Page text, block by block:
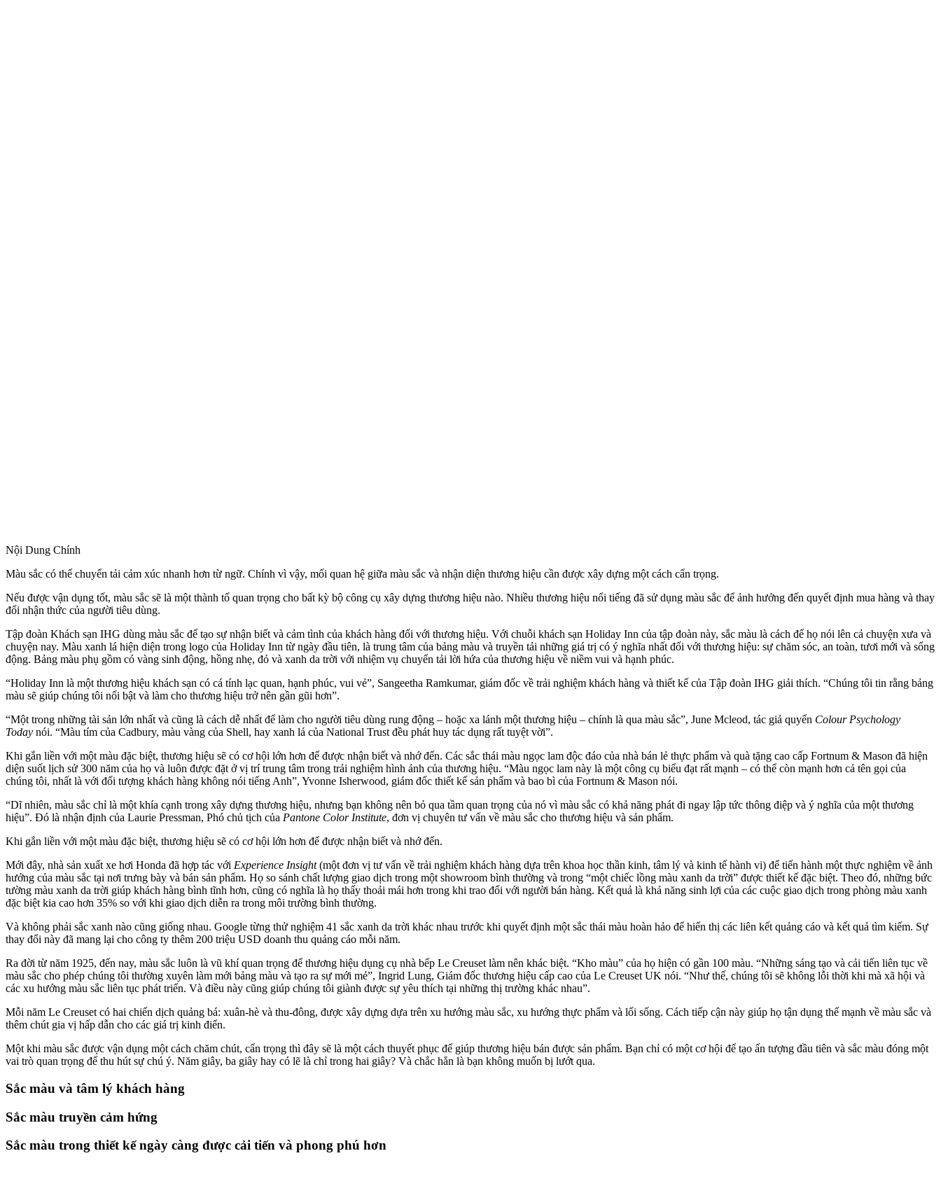
Nội Dung Chính
Màu sắc có thể chuyển tải cảm xúc nhanh hơn từ ngữ. Chính vì vậy, mối quan hệ giữa màu sắc và nhận diện thương hiệu cần được xây dựng một cách cẩn trọng.
Nếu được vận dụng tốt, màu sắc sẽ là một thành tố quan trọng cho bất kỳ bộ công cụ xây dựng thương hiệu nào. Nhiều thương hiệu nổi tiếng đã sử dụng màu sắc để ảnh hưởng đến quyết định mua hàng và thay
đổi nhận thức của người tiêu dùng.
Tập đoàn Khách sạn IHG dùng màu sắc để tạo sự nhận biết và cảm tình của khách hàng đối với thương hiệu. Với chuỗi khách sạn Holiday Inn của tập đoàn này, sắc màu là cách để họ nói lên cả chuyện xưa và
chuyện nay. Màu xanh lá hiện diện trong logo của Holiday Inn từ ngày đầu tiên, là trung tâm của bảng màu và truyền tải những giá trị có ý nghĩa nhất đối với thương hiệu: sự chăm sóc, an toàn, tươi mới và sống
động. Bảng màu phụ gồm có vàng sinh động, hồng nhẹ, đỏ và xanh da trời với nhiệm vụ chuyển tải lời hứa của thương hiệu về niềm vui và hạnh phúc.
“Holiday Inn là một thương hiệu khách sạn có cá tính lạc quan, hạnh phúc, vui vẻ”, Sangeetha Ramkumar, giám đốc về trải nghiệm khách hàng và thiết kế của Tập đoàn IHG giải thích. “Chúng tôi tin rằng bảng
màu sẽ giúp chúng tôi nổi bật và làm cho thương hiệu trở nên gần gũi hơn”.
“Một trong những tài sản lớn nhất và cũng là cách dễ nhất để làm cho người tiêu dùng rung động – hoặc xa lánh một thương hiệu – chính là qua màu sắc”, June Mcleod, tác giả quyển Colour Psychology
Today nói. “Màu tím của Cadbury, màu vàng của Shell, hay xanh lá của National Trust đều phát huy tác dụng rất tuyệt vời”.
Khi gắn liền với một màu đặc biệt, thương hiệu sẽ có cơ hội lớn hơn để được nhận biết và nhớ đến. Các sắc thái màu ngọc lam độc đáo của nhà bán lẻ thực phẩm và quà tặng cao cấp Fortnum & Mason đã hiện
diện suốt lịch sử 300 năm của họ và luôn được đặt ở vị trí trung tâm trong trải nghiệm hình ảnh của thương hiệu. “Màu ngọc lam này là một công cụ biểu đạt rất mạnh – có thể còn mạnh hơn cả tên gọi của
chúng tôi, nhất là với đối tượng khách hàng không nói tiếng Anh”, Yvonne Isherwood, giám đốc thiết kế sản phẩm và bao bì của Fortnum & Mason nói.
“Dĩ nhiên, màu sắc chỉ là một khía cạnh trong xây dựng thương hiệu, nhưng bạn không nên bỏ qua tầm quan trọng của nó vì màu sắc có khả năng phát đi ngay lập tức thông điệp và ý nghĩa của một thương
hiệu”. Đó là nhận định của Laurie Pressman, Phó chủ tịch của Pantone Color Institute, đơn vị chuyên tư vấn về màu sắc cho thương hiệu và sản phẩm.
Khi gắn liền với một màu đặc biệt, thương hiệu sẽ có cơ hội lớn hơn để được nhận biết và nhớ đến.
Mới đây, nhà sản xuất xe hơi Honda đã hợp tác với Experience Insight(một đơn vị tư vấn về trải nghiệm khách hàng dựa trên khoa học thần kinh, tâm lý và kinh tế hành vi) để tiến hành một thực nghiệm về ảnh
hưởng của màu sắc tại nơi trưng bày và bán sản phẩm. Họ so sánh chất lượng giao dịch trong một showroom bình thường và trong “một chiếc lồng màu xanh da trời” được thiết kế đặc biệt. Theo đó, những bức
tường màu xanh da trời giúp khách hàng bình tĩnh hơn, cũng có nghĩa là họ thấy thoải mái hơn trong khi trao đổi với người bán hàng. Kết quả là khả năng sinh lợi của các cuộc giao dịch trong phòng màu xanh
đặc biệt kia cao hơn 35% so với khi giao dịch diễn ra trong môi trường bình thường.
Và không phải sắc xanh nào cũng giống nhau. Google từng thử nghiệm 41 sắc xanh da trời khác nhau trước khi quyết định một sắc thái màu hoàn hảo để hiển thị các liên kết quảng cáo và kết quả tìm kiếm. Sự
thay đổi này đã mang lại cho công ty thêm 200 triệu USD doanh thu quảng cáo mỗi năm.
Ra đời từ năm 1925, đến nay, màu sắc luôn là vũ khí quan trọng để thương hiệu dụng cụ nhà bếp Le Creuset làm nên khác biệt. “Kho màu” của họ hiện có gần 100 màu. “Những sáng tạo và cải tiến liên tục về
màu sắc cho phép chúng tôi thường xuyên làm mới bảng màu và tạo ra sự mới mẻ”, Ingrid Lung, Giám đốc thương hiệu cấp cao của Le Creuset UK nói. “Như thế, chúng tôi sẽ không lỗi thời khi mà xã hội và
các xu hướng màu sắc liên tục phát triển. Và điều này cũng giúp chúng tôi giành được sự yêu thích tại những thị trường khác nhau”.
Mỗi năm Le Creuset có hai chiến dịch quảng bá: xuân-hè và thu-đông, được xây dựng dựa trên xu hướng màu sắc, xu hướng thực phẩm và lối sống. Cách tiếp cận này giúp họ tận dụng thế mạnh về màu sắc và
thêm chút gia vị hấp dẫn cho các giá trị kinh điển.
Một khi màu sắc được vận dụng một cách chăm chút, cẩn trọng thì đây sẽ là một cách thuyết phục để giúp thương hiệu bán được sản phẩm. Bạn chỉ có một cơ hội để tạo ấn tượng đầu tiên và sắc màu đóng một
vai trò quan trọng để thu hút sự chú ý. Năm giây, ba giây hay có lẽ là chỉ trong hai giây? Và chắc hẳn là bạn không muốn bị lướt qua.
Sắc màu và tâm lý khách hàng
Sắc màu truyền cảm hứng
Sắc màu trong thiết kế ngày càng được cải tiến và phong phú hơn